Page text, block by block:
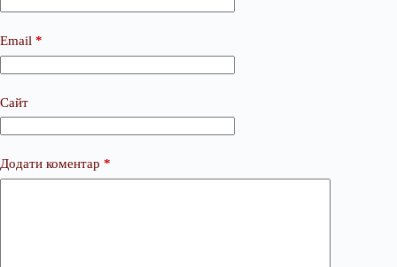
Email *
Сайт
Додати коментар *